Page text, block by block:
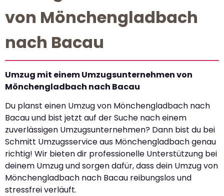
von Mönchengladbach
nach Bacau
Umzug mit einem Umzugsunternehmen von
Mönchengladbach nach Bacau
Du planst einen Umzug von Mönchengladbach nach
Bacau und bist jetzt auf der Suche nach einem
zuverlässigen Umzugsunternehmen? Dann bist du bei
Schmitt Umzugsservice aus Mönchengladbach genau
richtig! Wir bieten dir professionelle Unterstützung bei
deinem Umzug und sorgen dafür, dass dein Umzug von
Mönchengladbach nach Bacau reibungslos und
stressfrei verläuft.